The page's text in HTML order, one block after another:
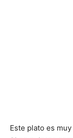
Este plato es